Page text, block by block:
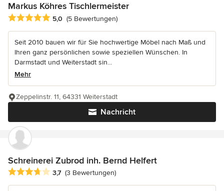
Markus Köhres Tischlermeister
Durchschnittliche Bewertung: 5 von 5 Sternen
5,0 (5 Bewertungen)
Seit 2010 bauen wir für Sie hochwertige Möbel nach Maß und
Ihren ganz persönlichen sowie speziellen Wünschen. In
Darmstadt und Weiterstadt sin...
Mehr
Nachricht
Zeppelinstr. 11, 64331 Weiterstadt
Schreinerei Zubrod inh. Bernd Helfert
Durchschnittliche Bewertung: 3.7 von 5 Sternen
3,7 (3 Bewertungen)